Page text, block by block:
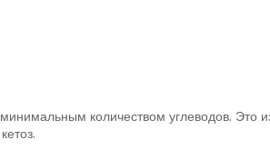
количеством углеводов. Это